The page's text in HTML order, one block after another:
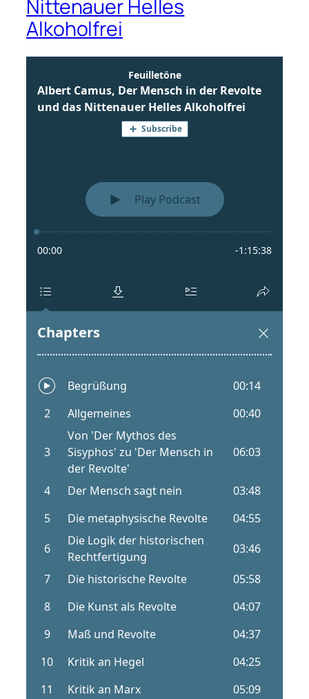
Nittenauer Helles
Alkoholfrei